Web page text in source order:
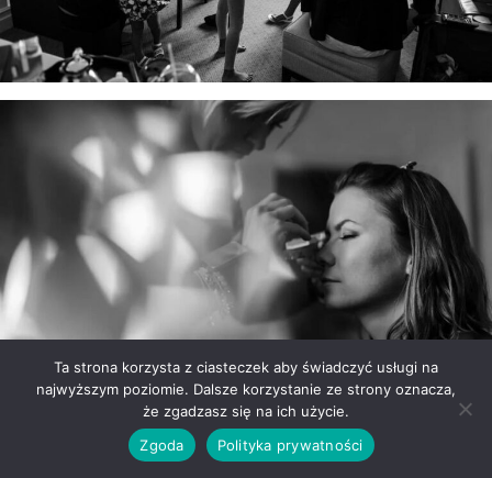
Ta strona korzysta z ciasteczek aby świadczyć usługi na
najwyższym poziomie. Dalsze korzystanie ze strony oznacza,
że zgadzasz się na ich użycie.
Zgoda
Polityka prywatności